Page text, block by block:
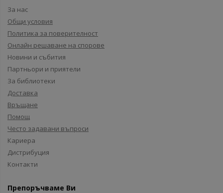
За нас
Общи условия
Политика за поверителност
Онлайн решаване на спорове
Новини и събития
Партньори и приятели
За библиотеки
Доставка
Връщане
Помощ
Често задавани въпроси
Кариера
Дистрибуция
Контакти
Препоръчваме Ви